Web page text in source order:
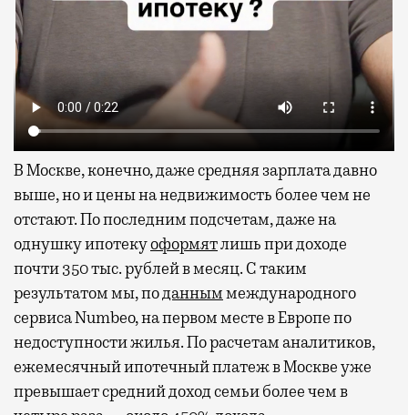
В Москве, конечно, даже средняя зарплата давно
выше, но и цены на недвижимость более чем не
отстают. По последним подсчетам, даже на
однушку ипотекуоформятлишь при доходе
почти 350 тыс. рублей в месяц. С таким
результатом мы, поданныммеждународного
сервиса Numbeo, на первом месте в Европе по
недоступности жилья. По расчетам аналитиков,
ежемесячный ипотечный платеж в Москве уже
превышает средний доход семьи более чем в